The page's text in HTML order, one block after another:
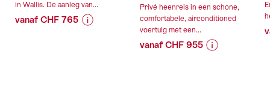
in Wallis. De aanleg van...
vanaf CHF 765
Prijsinformatie
Privé heenreis in een schone,
comfortabele, airconditioned
voertuig met een...
vanaf CHF 955